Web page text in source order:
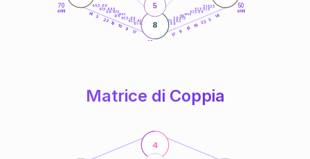
50
anni
60
70
anni
51-52,5
52,5-53,5
53,5-54
56-57,5
57,5-58,5
58,5-59
61-62,5
62,5-63,5
63,5-64
66-67,5
67,5-68,5
68,5-69
14
3
22
19
10
9
17
17
9
10
19
22
3
14
8
5
55anni
65anni
Matrice di Coppia
4